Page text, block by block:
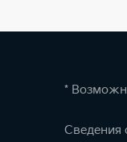
*
Сведения